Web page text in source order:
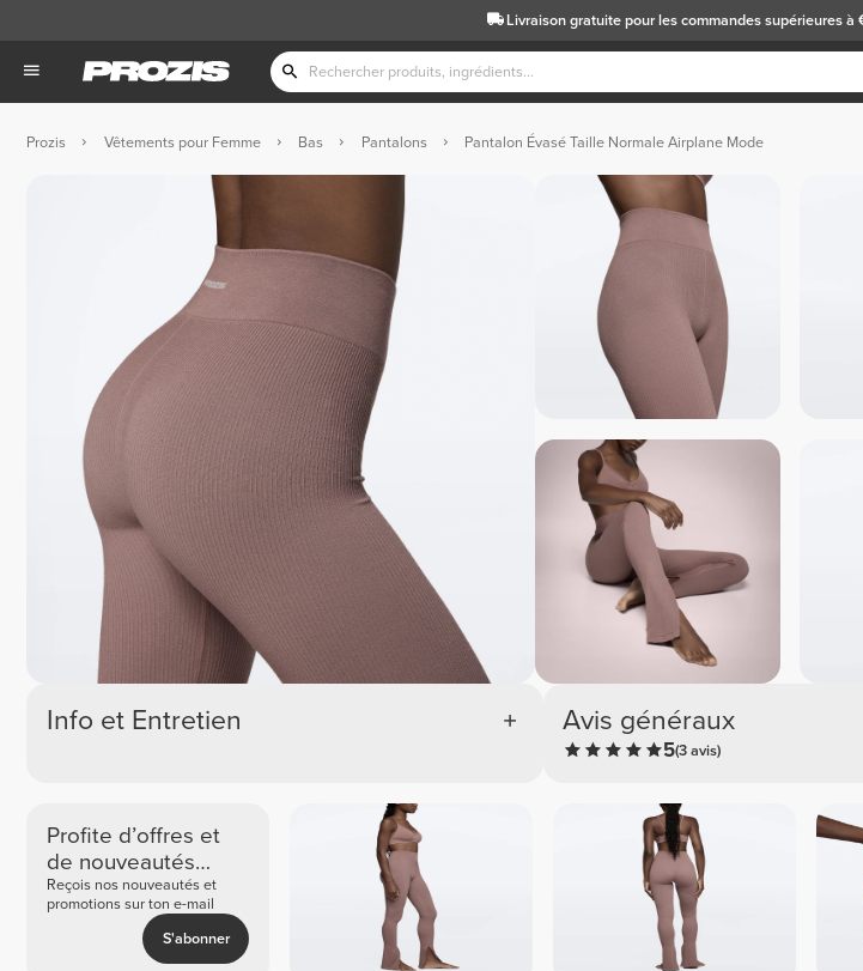
Livraison gratuitepour les commandes supérieures
Prozis Vêtements pour Femme Bas Pantalons Pantalon Évasé Taille Normale Airplane Mode
Info et Entretien Avis généraux
5(3 avis)
Profite d’offres et
de nouveautés
exclusives
Reçois nos nouveautés et
promotions sur ton e-mail
S'abonner